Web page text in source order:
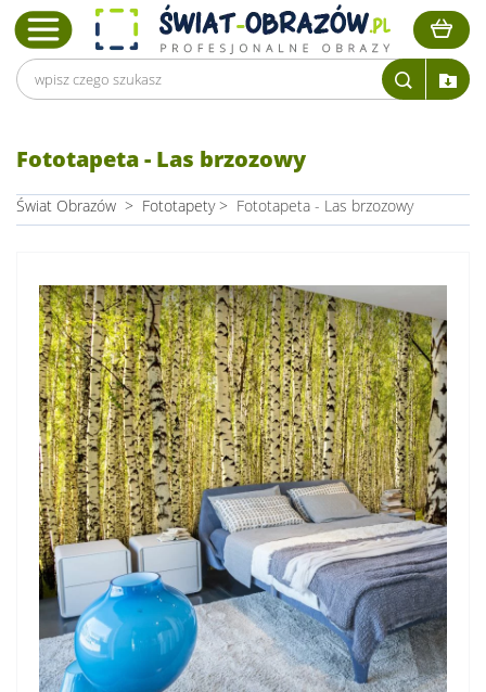
Fototapeta - Las brzozowy
Świat Obrazów > Fototapety > Fototapeta - Las brzozowy